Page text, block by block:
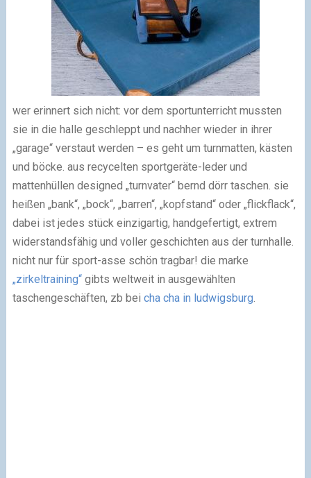
wer erinnert sich nicht: vor dem sportunterricht mussten
sie in die halle geschleppt und nachher wieder in ihrer
„garage“ verstaut werden – es geht um turnmatten, kästen
und böcke. aus recycelten sportgeräte-leder und
mattenhüllen designed „turnvater“ bernd dörr taschen. sie
heißen „bank“, „bock“, „barren“, „kopfstand“ oder „flickflack“,
dabei ist jedes stück einzigartig, handgefertigt, extrem
widerstandsfähig und voller geschichten aus der turnhalle.
nicht nur für sport-asse schön tragbar! die marke
„zirkeltraining“gibts weltweit in ausgewählten
taschengeschäften, zb bei cha cha in ludwigsburg